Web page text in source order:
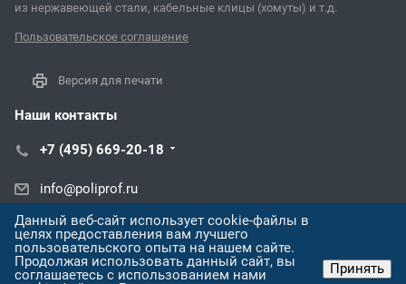
из нержавеющей стали, кабельные клицы (хомуты) и т.д.
Пользовательское соглашение
Версия для печати
Наши контакты
+7 (495) 669-20-18
info@poliprof.ru
ул. Черняховского, 86/1
Данный веб-сайт использует cookie-файлы в
целях предоставления вам лучшего
пользовательского опыта на нашем сайте.
Продолжая использовать данный сайт, вы
соглашаетесь с использованием нами
Принять